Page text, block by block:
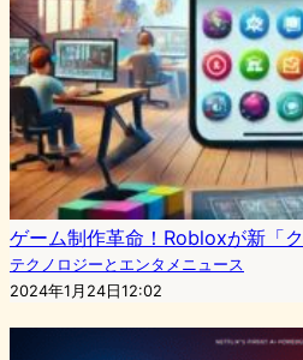
ゲーム制作革命！Robloxが新「
テクノロジーとエンタメニュース
2024年1月24日12:02